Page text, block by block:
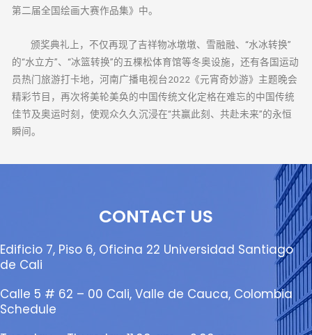
第二届全国绘画大赛作品集》中。
颁奖典礼上，不仅再现了吉祥物冰墩墩、雪融融、“水冰转换”
的“水立方”、“冰篮转换”的五棵松体育馆等冬奥设施，还有各国运动
员热门旅游打卡地，河南广播电视台2022《元宵奇妙游》主题晚会
精彩节目，再次将美轮美奂的中国传统文化定格在难忘的中国传统
佳节及奥运时刻，使观众久久沉浸在“共赢此刻、共赴未来”的永恒
瞬间。
CONTACT US
Edificio 7, Piso 6, Oficina 22 Universidad Santiago
de Cali
Calle 5 # 62 – 00 Cali, Valle de Cauca, Colombia
Schedule